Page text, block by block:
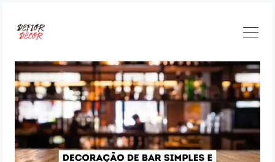
content